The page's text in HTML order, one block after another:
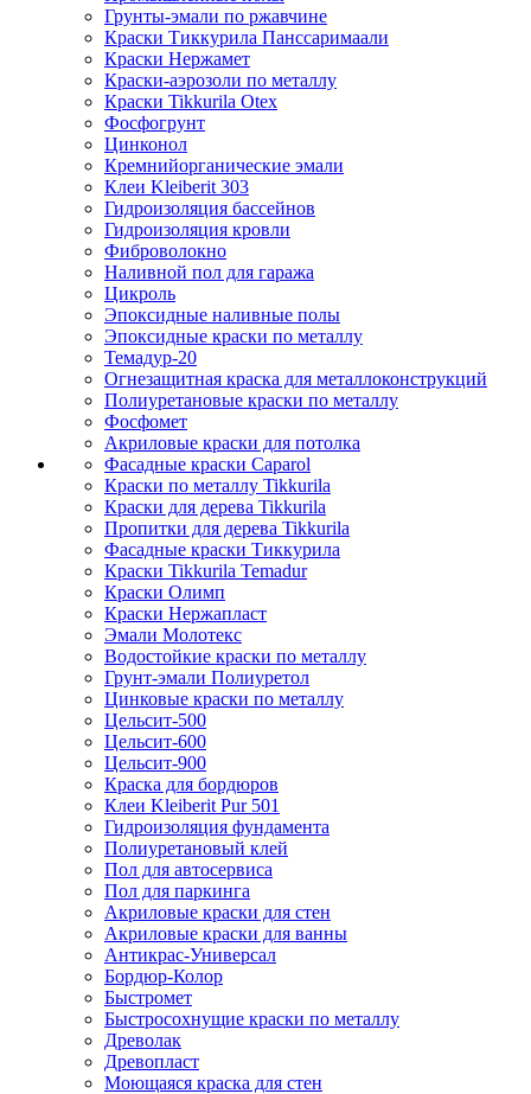
Грунты-эмали по ржавчине
Краски Тиккурила Панссаримаали
Краски Нержамет
Краски-аэрозоли по металлу
Краски Tikkurila Otex
Фосфогрунт
Цинконол
Кремнийорганические эмали
Клеи Kleiberit 303
Гидроизоляция бассейнов
Гидроизоляция кровли
Фиброволокно
Наливной пол для гаража
Цикроль
Эпоксидные наливные полы
Эпоксидные краски по металлу
Темадур-20
Огнезащитная краска для металлоконструкций
Полиуретановые краски по металлу
Фосфомет
Акриловые краски для потолка
Фасадные краски Caparol
Краски по металлу Tikkurila
Краски для дерева Tikkurila
Пропитки для дерева Tikkurila
Фасадные краски Тиккурила
Краски Tikkurila Temadur
Краски Олимп
Краски Нержапласт
Эмали Молотекс
Водостойкие краски по металлу
Грунт-эмали Полиуретол
Цинковые краски по металлу
Цельсит-500
Цельсит-600
Цельсит-900
Краска для бордюров
Клеи Kleiberit Pur 501
Гидроизоляция фундамента
Полиуретановый клей
Пол для автосервиса
Пол для паркинга
Акриловые краски для стен
Акриловые краски для ванны
Антикрас-Универсал
Бордюр-Колор
Быстромет
Быстросохнущие краски по металлу
Древолак
Древопласт
Моющаяся краска для стен